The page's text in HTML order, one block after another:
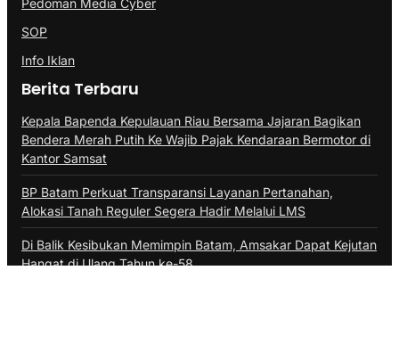
SOP
Info Iklan
Berita Terbaru
Kepala Bapenda Kepulauan Riau Bersama Jajaran Bagikan
Bendera Merah Putih Ke Wajib Pajak Kendaraan Bermotor di
Kantor Samsat
BP Batam Perkuat Transparansi Layanan Pertanahan,
Alokasi Tanah Reguler Segera Hadir Melalui LMS
Di Balik Kesibukan Memimpin Batam, Amsakar Dapat Kejutan
Hangat di Ulang Tahun ke-58